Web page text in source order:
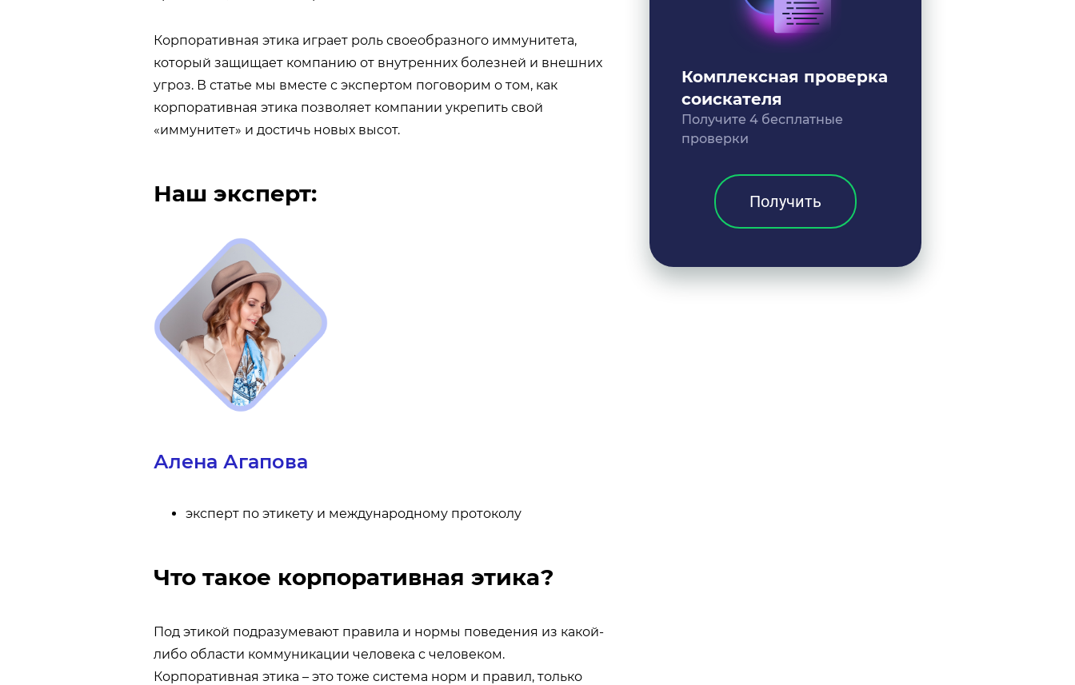
Корпоративная этика играет роль своеобразного иммунитета,
который защищает компанию от внутренних болезней и внешних
угроз. В статье мы вместе с экспертом поговорим о том, как
корпоративная этика позволяет компании укрепить свой
«иммунитет» и достичь новых высот.
Наш эксперт:
Алена Агапова
эксперт по этикету и международному протоколу
Что такое корпоративная этика?
Под этикой подразумевают правила и нормы поведения из какой-
либо области коммуникации человека с человеком.
Корпоративная этика – это тоже система норм и правил, только
Комплексная проверка
соискателя
Получите 4 бесплатные
проверки
Получить